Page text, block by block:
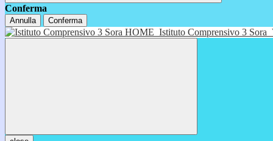
Conferma
Annulla Conferma
HOME Istituto Comprensivo 3 Sora